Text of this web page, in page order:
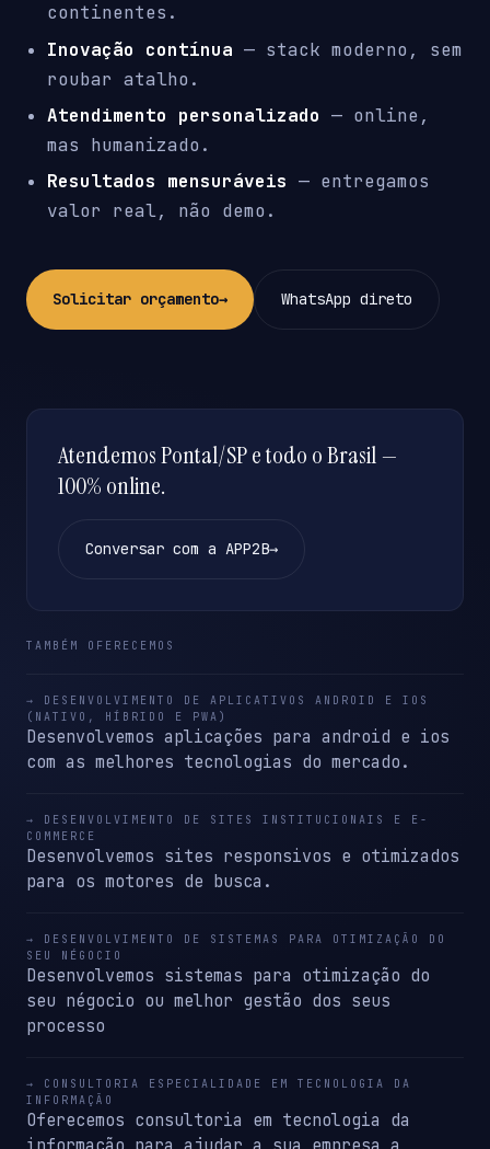
continentes.
Inovação contínua — stack moderno, sem
roubar atalho.
Atendimento personalizado — online,
mas humanizado.
Resultados mensuráveis — entregamos
valor real, não demo.
Solicitar orçamento→ WhatsApp direto
Atendemos Pontal/SP e todo o Brasil —
100% online.
Conversar com a APP2B→
TAMBÉM OFERECEMOS
→ DESENVOLVIMENTO DE APLICATIVOS ANDROID E IOS
(NATIVO, HÍBRIDO E PWA)
Desenvolvemos aplicações para android e ios
com as melhores tecnologias do mercado.
→ DESENVOLVIMENTO DE SITES INSTITUCIONAIS E E-
COMMERCE
Desenvolvemos sites responsivos e otimizados
para os motores de busca.
→ DESENVOLVIMENTO DE SISTEMAS PARA OTIMIZAÇÃO DO
SEU NÉGOCIO
Desenvolvemos sistemas para otimização do
seu négocio ou melhor gestão dos seus
processo
→ CONSULTORIA ESPECIALIDADE EM TECNOLOGIA DA
INFORMAÇÃO
Oferecemos consultoria em tecnologia da